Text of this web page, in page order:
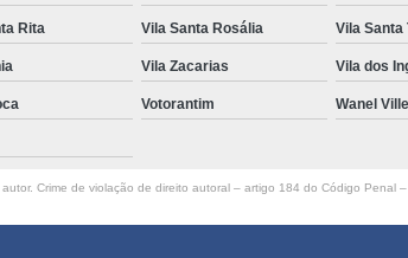
Rita Vila Santa Rosália Vila Santa
Vila Zacarias Vila dos
Votorantim Wanel Ville
Crime de violação de direito autoral – artigo 184 do Código Penal –